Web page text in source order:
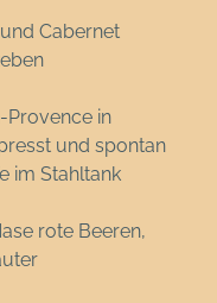
Cabernet
Provence in
und spontan
im Stahltank
rote Beeren,